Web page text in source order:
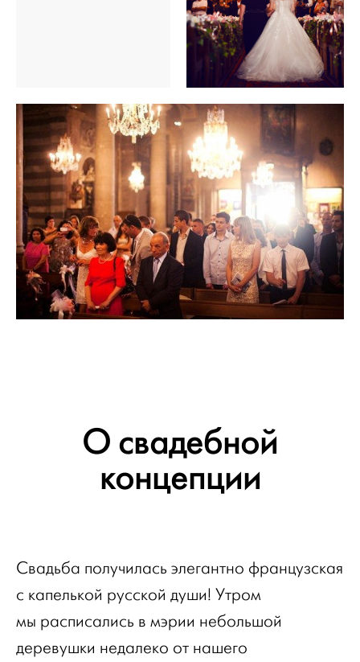
О свадебной
концепции
Свадьба получилась элегантно французская
с капелькой русской души! Утром
мы расписались в мэрии небольшой
деревушки недалеко от нашего